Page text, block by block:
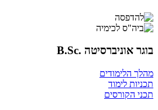
בוגר אוניברסיטה .B.Sc
מהלך הלימודים
תכניות לימוד
תכני הקורסים